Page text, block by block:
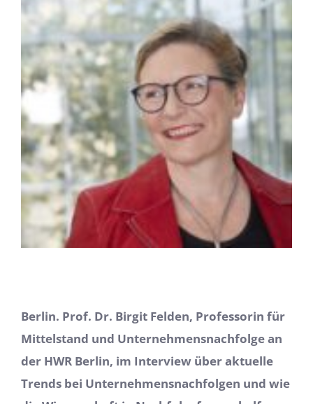
grösseres
Bild
Berlin. Prof. Dr. Birgit Felden, Professorin für
Mittelstand und Unternehmensnachfolge an
der HWR Berlin, im Interview über aktuelle
Trends bei Unternehmensnachfolgen und wie